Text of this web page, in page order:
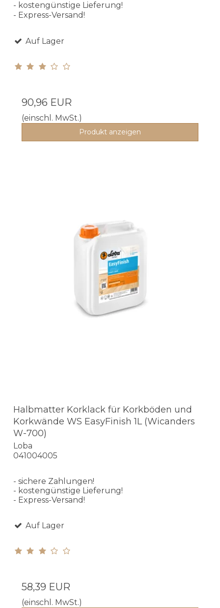
- kostengünstige Lieferung!
- Express-Versand!
Auf Lager
90,96 EUR
(einschl. MwSt.)
Produkt anzeigen
Halbmatter Korklack für Korkböden und
Korkwände WS EasyFinish 1L (Wicanders
W-700)
Loba
041004005
- sichere Zahlungen!
- kostengünstige Lieferung!
- Express-Versand!
Auf Lager
58,39 EUR
(einschl. MwSt.)